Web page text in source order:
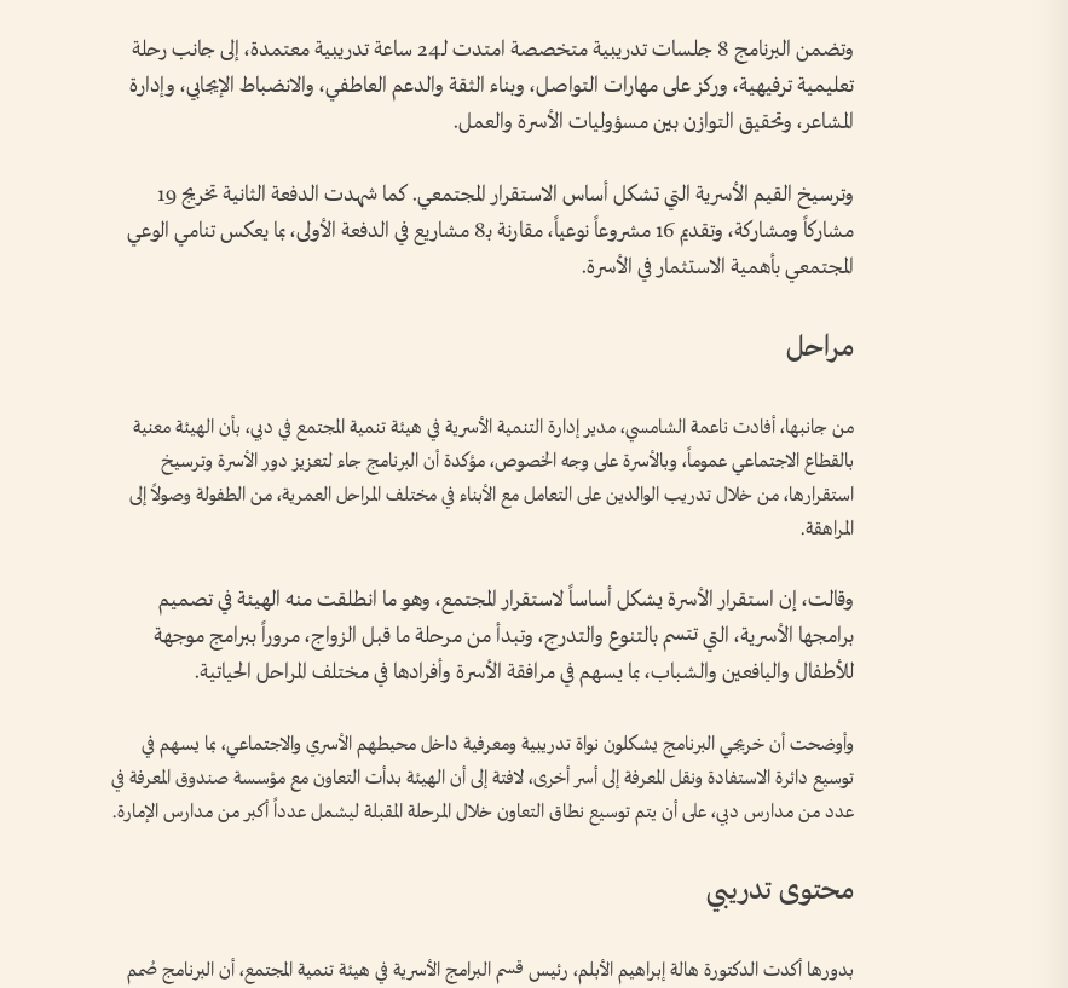
وتضمن البرنامج 8 جلسات تدريبية متخصصة امتدت لـ24 ساعة تدريبية معتمدة، إلى جانب رحلة
تعليمية ترفيهية، وركز على مهارات التواصل، وبناء الثقة والدعم العاطفي، والانضباط الإيجابي، وإدارة
المشاعر، وتحقيق التوازن بين مسؤوليات الأسرة والعمل.
وترسيخ القيم الأسرية التي تشكل أساس الاستقرار المجتمعي. كما شهدت الدفعة الثانية تخريج 19
مشاركاً ومشاركة، وتقديم 16 مشروعاً نوعياً، مقارنة بـ8 مشاريع في الدفعة الأولى، بما يعكس تنامي الوعي
المجتمعي بأهمية الاستثمار في الأسرة.
مراحل
من جانبها، أفادت ناعمة الشامسي، مدير إدارة التنمية الأسرية في هيئة تنمية المجتمع في دبي، بأن الهيئة معنية
بالقطاع الاجتماعي عموماً، وبالأسرة على وجه الخصوص، مؤكدة أن البرنامج جاء لتعزيز دور الأسرة وترسيخ
استقرارها، من خلال تدريب الوالدين على التعامل مع الأبناء في مختلف المراحل العمرية، من الطفولة وصولاً إلى
المراهقة.
وقالت، إن استقرار الأسرة يشكل أساساً لاستقرار المجتمع، وهو ما انطلقت منه الهيئة في تصميم
برامجها الأسرية، التي تتسم بالتنوع والتدرج، وتبدأ من مرحلة ما قبل الزواج، مروراً ببرامج موجهة
للأطفال واليافعين والشباب، بما يسهم في مرافقة الأسرة وأفرادها في مختلف المراحل الحياتية.
وأوضحت أن خريجي البرنامج يشكلون نواة تدريبية ومعرفية داخل محيطهم الأسري والاجتماعي، بما يسهم في
توسيع دائرة الاستفادة ونقل المعرفة إلى أسر أخرى، لافتة إلى أن الهيئة بدأت التعاون مع مؤسسة صندوق المعرفة في
عدد من مدارس دبي، على أن يتم توسيع نطاق التعاون خلال المرحلة المقبلة ليشمل عدداً أكبر من مدارس الإمارة.
محتوى تدريبي
بدورها أكدت الدكتورة هالة إبراهيم الأبلم، رئيس قسم البرامج الأسرية في هيئة تنمية المجتمع، أن البرنامج صُمم